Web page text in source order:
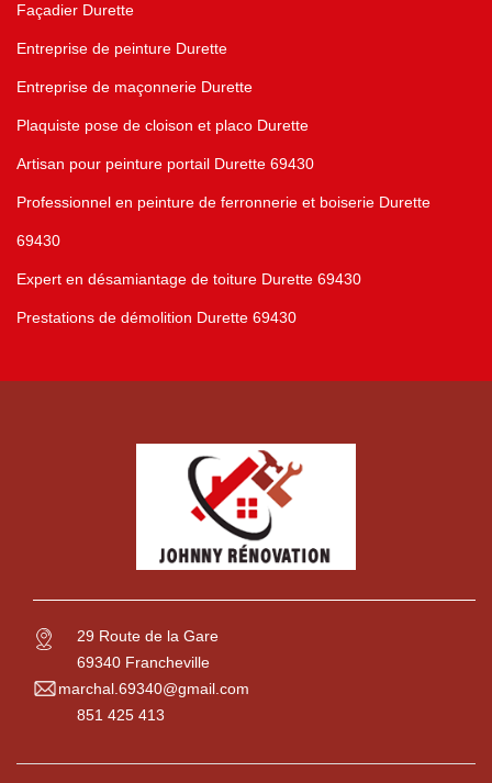
Façadier Durette
Entreprise de peinture Durette
Entreprise de maçonnerie Durette
Plaquiste pose de cloison et placo Durette
Artisan pour peinture portail Durette 69430
Professionnel en peinture de ferronnerie et boiserie Durette
69430
Expert en désamiantage de toiture Durette 69430
Prestations de démolition Durette 69430
29 Route de la Gare
69340 Francheville
marchal.69340@gmail.com
851 425 413